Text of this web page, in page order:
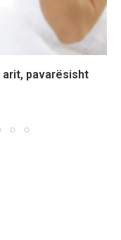
arit, pavarësisht